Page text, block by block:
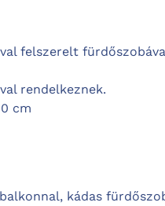
felszerelt
rendelkeznek.
cm
kádas